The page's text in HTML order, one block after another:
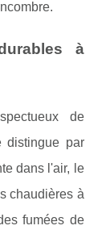
à
de
distingue par
dans l'air, le
chaudières à
fumées de